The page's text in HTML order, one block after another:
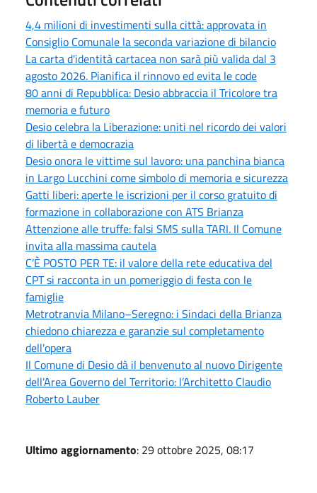
4,4 milioni di investimenti sulla città: approvata in
Consiglio Comunale la seconda variazione di bilancio
La carta d'identità cartacea non sarà più valida dal 3
agosto 2026. Pianifica il rinnovo ed evita le code
80 anni di Repubblica: Desio abbraccia il Tricolore tra
memoria e futuro
Desio celebra la Liberazione: uniti nel ricordo dei valori
di libertà e democrazia
Desio onora le vittime sul lavoro: una panchina bianca
in Largo Lucchini come simbolo di memoria e sicurezza
Gatti liberi: aperte le iscrizioni per il corso gratuito di
formazione in collaborazione con ATS Brianza
Attenzione alle truffe: falsi SMS sulla TARI. Il Comune
invita alla massima cautela
C’È POSTO PER TE: il valore della rete educativa del
CPT si racconta in un pomeriggio di festa con le
famiglie
Metrotranvia Milano–Seregno: i Sindaci della Brianza
chiedono chiarezza e garanzie sul completamento
dell’opera
Il Comune di Desio dà il benvenuto al nuovo Dirigente
dell’Area Governo del Territorio: l’Architetto Claudio
Roberto Lauber
Ultimo aggiornamento: 29 ottobre 2025, 08:17